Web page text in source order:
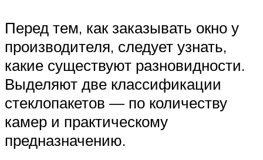
Перед тем, как заказывать окно у
производителя, следует узнать,
какие существуют разновидности.
Выделяют две классификации
стеклопакетов — по количеству
камер и практическому
предназначению.